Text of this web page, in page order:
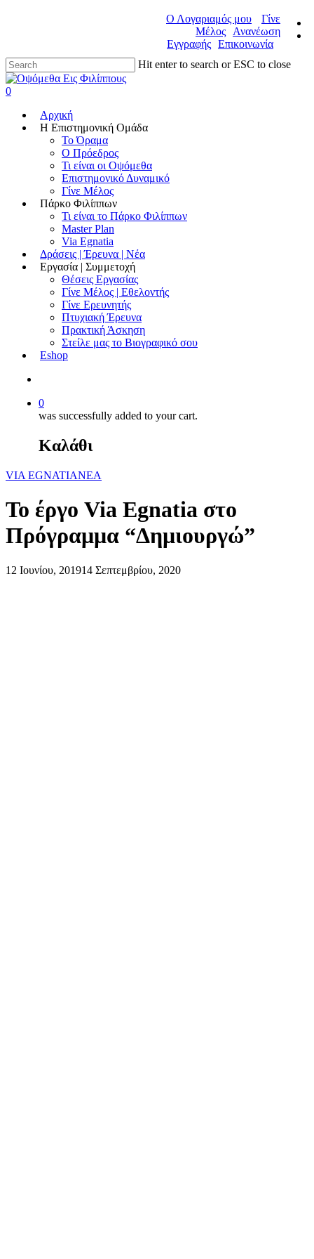
Ο Λογαριαμός μου
Γίνε
Μέλος
Ανανέωση
Εγγραφής Επικοινωνία
Hit enter to search or ESC to close
0
Αρχική
Η Επιστημονική Ομάδα
Το Όραμα
Ο Πρόεδρος
Τι είναι οι Οψόμεθα
Επιστημονικό Δυναμικό
Γίνε Μέλος
Πάρκο Φιλίππων
Τι είναι το Πάρκο Φιλίππων
Master Plan
Via Egnatia
Δράσεις | Έρευνα | Νέα
Εργασία | Συμμετοχή
Θέσεις Εργασίας
Γίνε Μέλος | Εθελοντής
Γίνε Ερευνητής
Πτυχιακή Έρευνα
Πρακτική Άσκηση
Στείλε μας το Βιογραφικό σου
Eshop
0
was successfully added to your cart.
Καλάθι
VIA EGNATIAΝΕΑ
To έργο Via Egnatia στο
Πρόγραμμα “Δημιουργώ”
12 Ιουνίου, 201914 Σεπτεμβρίου, 2020